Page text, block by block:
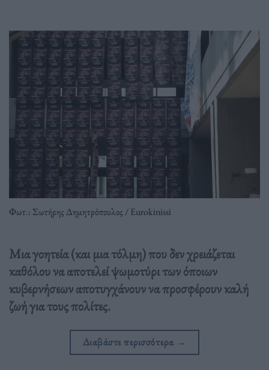
Φωτ.: Σωτήρης Δημητρόπουλος / Eurokinissi
Μια γοητεία (και μια τόλμη) που δεν χρειάζεται
καθόλου να αποτελεί ψωμοτύρι των όποιων
κυβερνήσεων αποτυγχάνουν να προσφέρουν καλή
ζωή για τους πολίτες.
Διαβάστε περισσότερα →